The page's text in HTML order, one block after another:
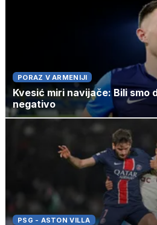
PORAZ V ARMENIJI
Kvesić miri navijače: Bili smo
negativo
PSG - ASTON VILLA